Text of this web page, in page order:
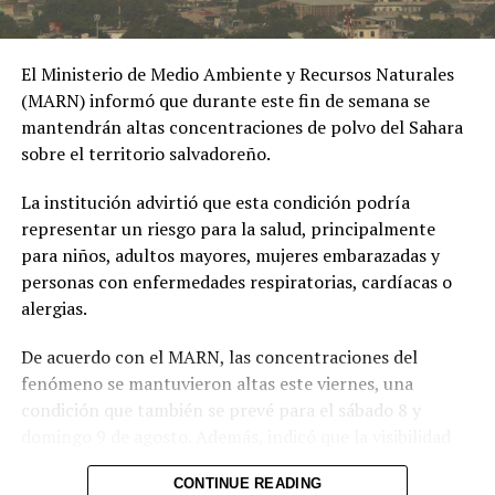
UP NEXT
Tormenta invernal en EE. UU. fuerza la cancelación de
3.000 vuelos
DON'T MISS
Un muerto y un herido deja tiroteo en una escuela de
Alabama
Ibagué a una joven de
19 años señalada de
extorsionar al hombre
con quien sostuvo una
relación
extramatrimonial, a
quien amenazaba con
exponer material íntimo
y contarle a su esposa
si no le entregaba la
suma de 25 millones de
pesos.
pic.twitter.com/
El Ministerio de Medio Ambiente y Recursos Naturales
(MARN) informó que durante este fin de semana se
mantendrán altas concentraciones de polvo del Sahara
sobre el territorio salvadoreño.
La institución advirtió que esta condición podría
representar un riesgo para la salud, principalmente
para niños, adultos mayores, mujeres embarazadas y
personas con enfermedades respiratorias, cardíacas o
alergias.
De acuerdo con el MARN, las concentraciones del
fenómeno se mantuvieron altas este viernes, una
condición que también se prevé para el sábado 8 y
permanecerá brumosa y que el nivel de riesgo para la
CONTINUE READING